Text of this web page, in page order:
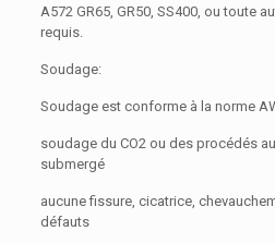
A572 GR65, GR50, SS400, ou toute
requis.
Soudage:
Soudage est conforme à la norme
soudage du CO2 ou des procédés
submergé
aucune fissure, cicatrice,
défauts